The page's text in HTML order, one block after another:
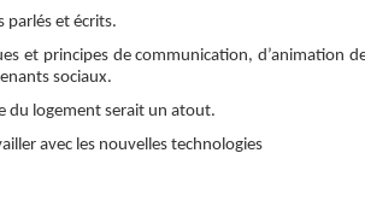
parlés et écrits.
et principes de communication, d’animation
sociaux.
du logement serait un atout.
avec les nouvelles technologies